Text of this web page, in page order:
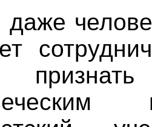
даже